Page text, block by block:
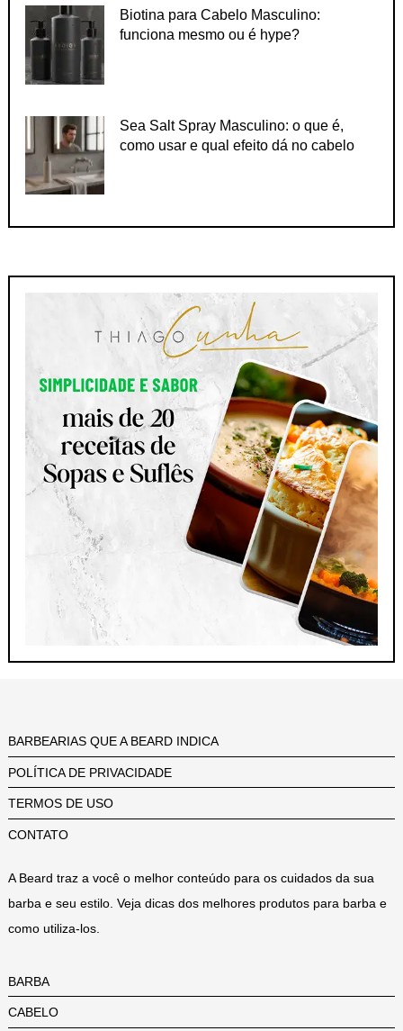
Biotina para Cabelo Masculino:
funciona mesmo ou é hype?
Sea Salt Spray Masculino: o que é,
como usar e qual efeito dá no cabelo
BARBEARIAS QUE A BEARD INDICA
POLÍTICA DE PRIVACIDADE
TERMOS DE USO
CONTATO
A Beard traz a você o melhor conteúdo para os cuidados da sua
barba e seu estilo. Veja dicas dos melhores produtos para barba e
como utiliza-los.
BARBA
CABELO